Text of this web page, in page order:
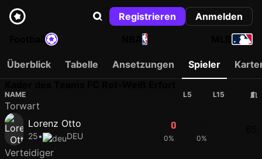
Registrieren
Anmelden
NBA
Überblick Tabelle Ansetzungen Spieler
NAME L5 L15
Torwart
Lorenz Otto
25• DEU
0
0% 0%
Verteidiger